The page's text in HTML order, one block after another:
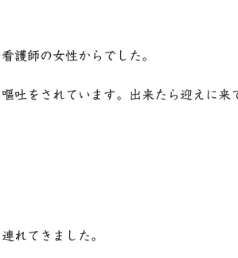
護師の女性からでした。
吐をされています。出来たら迎えに来
れてきました。